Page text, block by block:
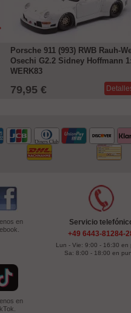
Porsche 911 (993) RWB Rauh-
Osechi G2.2 Sidney Hoffmann
WERK83
79,95 €
en
en
Servicio
+49 6443-81284-
Lun - Vie: 9:00 - 16:30 en
Sa: 8:00 - 18:00 en